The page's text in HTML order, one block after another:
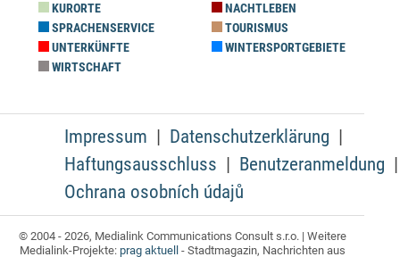
KURORTE
NACHTLEBEN
SPRACHENSERVICE
TOURISMUS
UNTERKÜNFTE
WINTERSPORTGEBIETE
WIRTSCHAFT
Impressum
Datenschutzerklärung
Haftungsausschluss
Benutzeranmeldung
Ochrana osobních údajů
© 2004 - 2026, Medialink Communications Consult s.r.o. | Weitere
Medialink-Projekte: prag aktuell - Stadtmagazin, Nachrichten aus